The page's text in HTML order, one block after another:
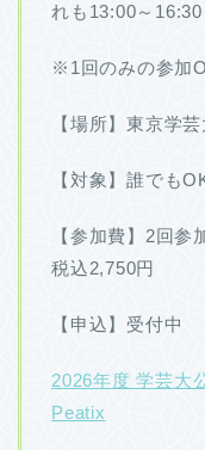
れも13:00～16:30
※1回のみの参加
【場所】東京学
【対象】誰でも
【参加費】2回参
税込2,750円
【申込】受付中
2026年度 学芸大
Peatix